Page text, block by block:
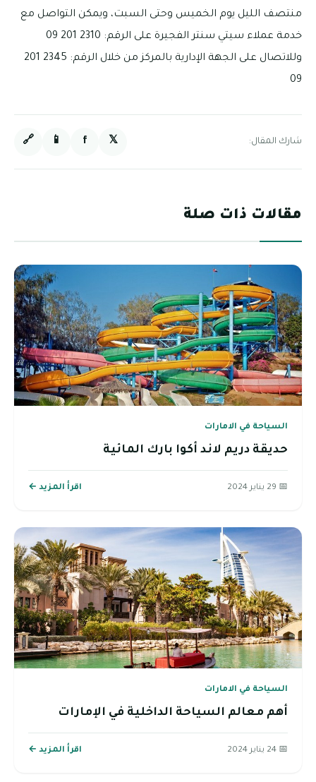
منتصف الليل يوم الخميس وحتى السبت، ويمكن التواصل مع
خدمة عملاء سيتي سنتر الفجيرة على الرقم: 2310 201 09
وللاتصال على الجهة الإدارية بالمركز من خلال الرقم: 2345 201
09
شارك المقال: 𝕏
f
📱
🔗
مقالات ذات صلة
السياحة في الامارات
حديقة دريم لاند أكوا بارك المائية
📅 29 يناير 2024 اقرأ المزيد ←
السياحة في الامارات
أهم معالم السياحة الداخلية في الإمارات
📅 24 يناير 2024 اقرأ المزيد ←